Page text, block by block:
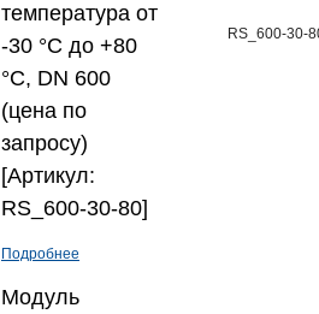
температура от
-30 °C до +80
°C, DN 600
(цена по
запросу)
[Артикул:
RS_600-30-80]
Подробнее
RS_600-30-
Модуль